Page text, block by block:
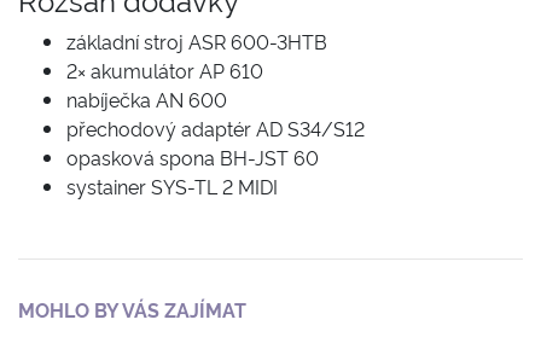
základní stroj ASR 600-3HTB
2× akumulátor AP 610
nabíječka AN 600
přechodový adaptér AD S34/S12
opasková spona BH-JST 60
systainer SYS-TL 2 MIDI
MOHLO BY VÁS ZAJÍMAT